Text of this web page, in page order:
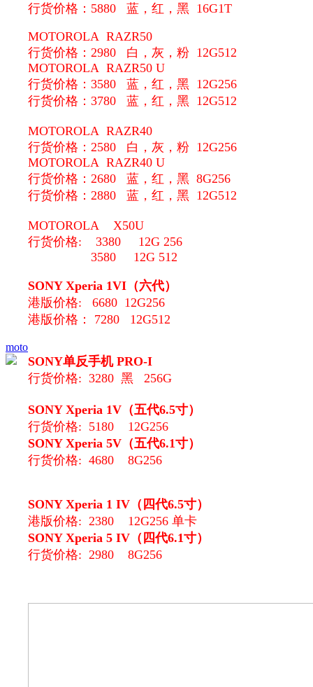
moto
行货价格：5880 蓝，红，黑 16G1T
MOTOROLA RAZR50
行货价格：2980 白，灰，粉 12G512
MOTOROLA RAZR50 U
行货价格：3580 蓝，红，黑 12G256
行货价格：3780 蓝，红，黑 12G512
MOTOROLA RAZR40
行货价格：2580 白，灰，粉 12G256
MOTOROLA RAZR40 U
行货价格：2680 蓝，红，黑 8G256
行货价格：2880 蓝，红，黑 12G512
MOTOROLA X50U
行货价格:
3380 12G 256
3580 12G 512
SONY Xperia 1VI（六代）
港版价格: 6680 12G256
港版价格： 7280 12G512
SONY单反手机 PRO-I
行货价格: 3280 黑 256G
SONY Xperia 1V（五代6.5寸）
行货价格: 5180 12G256
SONY Xperia 5V（五代6.1寸）
行货价格: 4680 8G256
SONY Xperia 1 IV（四代6.5寸）
港版价格: 2380 12G256 单卡
SONY Xperia 5 IV（四代6.1寸）
行货价格: 2980 8G256